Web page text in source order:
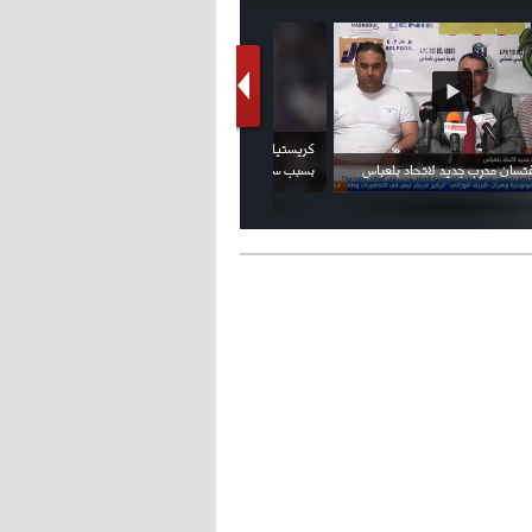
فيديو الإعلان الرسمي عن شعار بطولة كأس
العالم FIFA قطر 2022